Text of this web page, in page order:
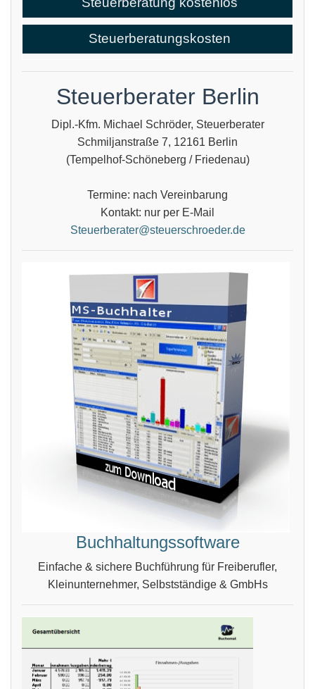
Steuerberatungskosten
Steuerberater Berlin
Dipl.-Kfm. Michael Schröder, Steuerberater
Schmiljanstraße 7, 12161 Berlin
(Tempelhof-Schöneberg / Friedenau)
Termine: nach Vereinbarung
Kontakt: nur per E-Mail
Steuerberater@steuerschroeder.de
Buchhaltungssoftware
Einfache & sichere Buchführung für Freiberufler,
Kleinunternehmer, Selbstständige & GmbHs